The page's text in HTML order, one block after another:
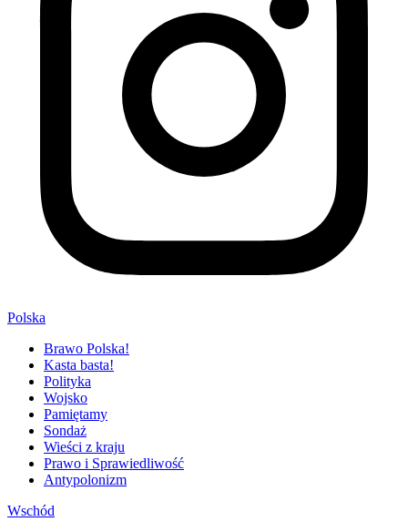
Polska
Brawo Polska!
Kasta basta!
Polityka
Wojsko
Pamiętamy
Sondaż
Wieści z kraju
Prawo i Sprawiedliwość
Antypolonizm
Wschód